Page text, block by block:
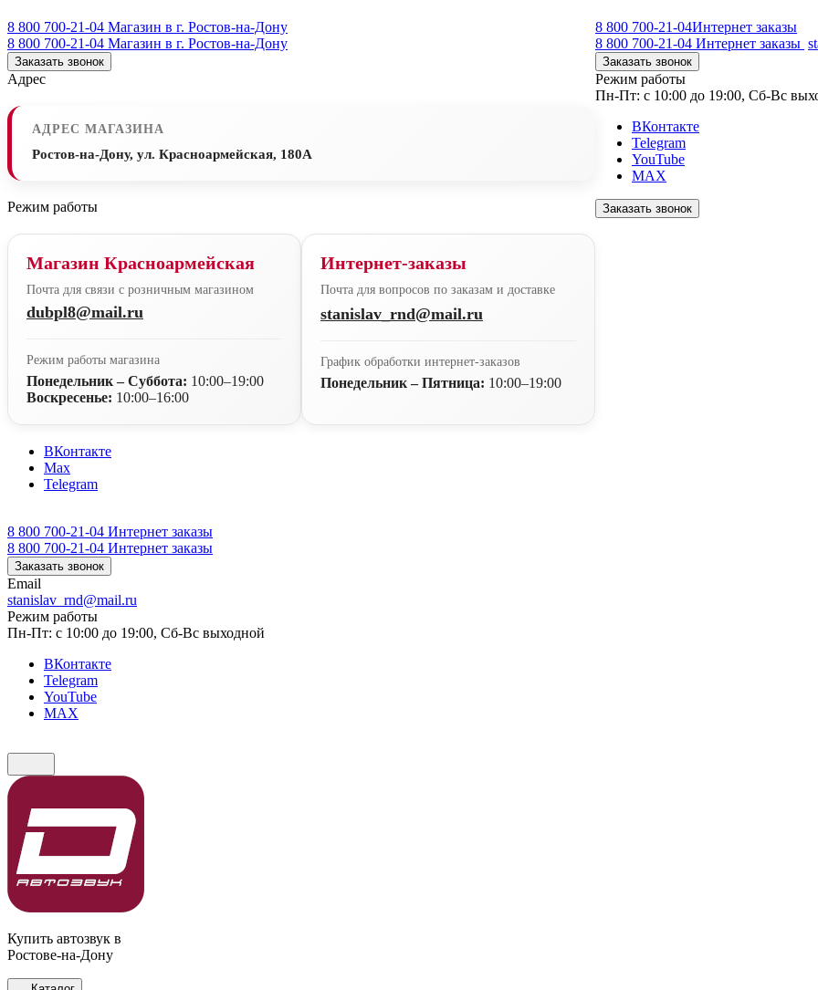
8 800 700-21-04 Магазин в г. Ростов-на-Дону
8 800 700-21-04 Магазин в г. Ростов-на-Дону
Заказать звонок
Адрес
АДРЕС МАГАЗИНА
Ростов-на-Дону, ул. Красноармейская, 180А
Режим работы
Магазин Красноармейская
Почта для связи с розничным магазином
dubpl8@mail.ru
Режим работы магазина
Понедельник – Суббота: 10:00–19:00
Воскресенье: 10:00–16:00
Интернет-заказы
Почта для вопросов по заказам и доставке
stanislav_rnd@mail.ru
График обработки интернет-заказов
Понедельник – Пятница: 10:00–19:00
ВКонтакте
Max
Telegram
8 800 700-21-04 Интернет заказы
8 800 700-21-04 Интернет заказы
Заказать звонок
Email
stanislav_rnd@mail.ru
Режим работы
Пн-Пт: с 10:00 до 19:00, Сб-Вс выходной
ВКонтакте
Telegram
YouTube
MAX
8 800 700-21-04Интернет заказы
8 800 700-21-04 Интернет заказы
Заказать звонок
Режим работы
Пн-Пт: с 10:00 до 19:00, Сб-Вс
ВКонтакте
Telegram
YouTube
MAX
Заказать звонок
Купить автозвук в
Ростове-на-Дону